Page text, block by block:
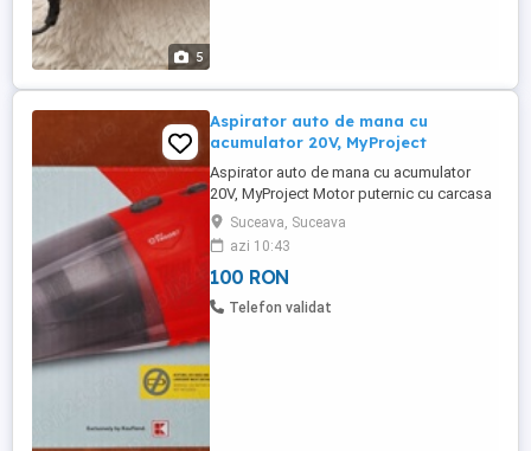
5
Aspirator auto de mana cu
acumulator 20V, MyProject
Aspirator auto de mana cu acumulator
20V, MyProject Motor puternic cu carcasa
din plastic solida si rezistenta la socuri
Indeparteaza murdaria uscata fara efort
Pentru curatare rapida si usoara
Aspiratorul este compatibil cu acumulatori
din seria 20V ONE BATTERY FOR ALL
Suceava, Suceava
azi 10:43
100 RON
Telefon validat